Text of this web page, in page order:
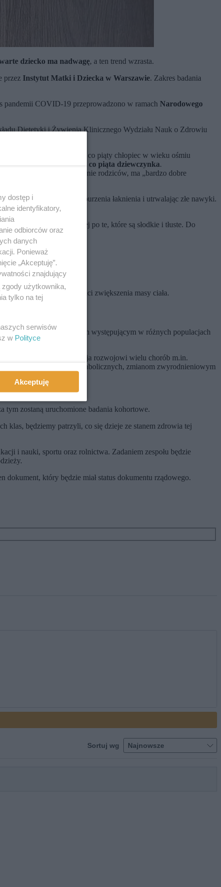
dziecko ma nadwagę, a ten trend wzrasta.
przez Instytut Matki i Dziecka w Warszawie. Zakres badania
pandemii COVID-19 przeprowadzono w ramach Narodowego
Dietetyki i Żywienia Klinicznego Wydziału Nauk o Zdrowiu
jak i dziewczynek. Już co piąty chłopiec w wieku ośmiu
ma co czwarty chłopiec i co piąta dziewczynka.
połowa z nich, w ocenie rodziców, ma „bardzo dobre
jedzenia, powodując zaburzenia łaknienia i utrwalając złe nawyki.
spożywcze. Najchętniej po te, które są słodkie i tłuste. Do
na punkcie szczupłości
to właśnie skutek w postaci zwiększenia masy ciała.
jest problemem globalnym występującym w różnych populacjach
szczególnie otyłość sprzyja rozwojowi wielu chorób m.in.
hormonalnych i metabolicznych, zmianom zwyrodnieniowym
tym zostaną uruchomione badania kohortowe.
klas, będziemy patrzyli, co się dzieje ze stanem zdrowia tej
i nauki, sportu oraz rolnictwa. Zadaniem zespołu będzie
dokument, który będzie miał status dokumentu rządowego.
dostęp i
identyfikatory,
odbiorców oraz
danych
Ponieważ
„Akceptuję”.
znajdujący
użytkownika,
tylko na tej
serwisów
w Polityce
Akceptuję